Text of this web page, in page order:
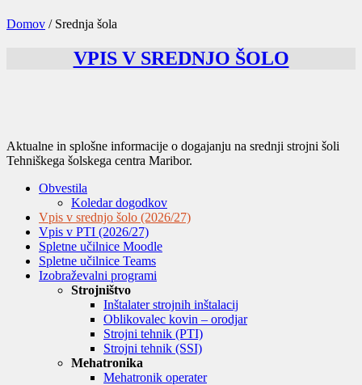
Domov / Srednja šola
VPIS V SREDNJO ŠOLO
Aktualne in splošne informacije o dogajanju na srednji strojni šoli
Tehniškega šolskega centra Maribor.
Obvestila
Koledar dogodkov
Vpis v srednjo šolo (2026/27)
Vpis v PTI (2026/27)
Spletne učilnice Moodle
Spletne učilnice Teams
Izobraževalni programi
Strojništvo
Inštalater strojnih inštalacij
Oblikovalec kovin – orodjar
Strojni tehnik (PTI)
Strojni tehnik (SSI)
Mehatronika
Mehatronik operater